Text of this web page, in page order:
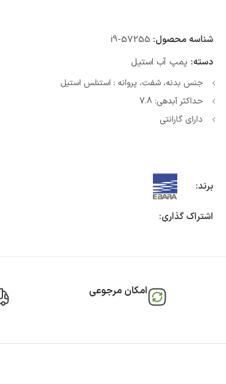
شناسه محصول: i9-57255
دسته: پمپ آب استیل
جنس بدنه، شفت، پروانه : استنلس استیل
حداکثر آبدهی: 7.8
دارای گارانتی
برند:
اشتراک گذاری:
امکان مرجوعی